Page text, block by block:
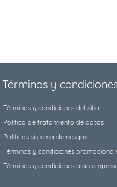
Términos y
Términos y condiciones del sitio
Política de tratamiento de datos
Políticas sistema de riesgos
Términos y condiciones
Términos y condiciones plan